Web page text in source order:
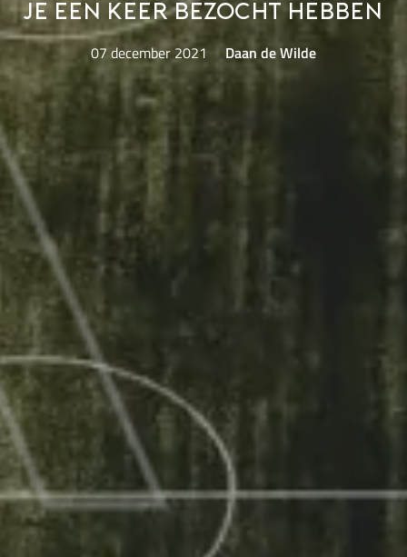
je een keer bezocht hebben
07 december 2021 Daan de Wilde